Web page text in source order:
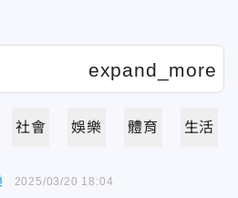
社會 娛樂 體育 生活
2025/03/20 18:04